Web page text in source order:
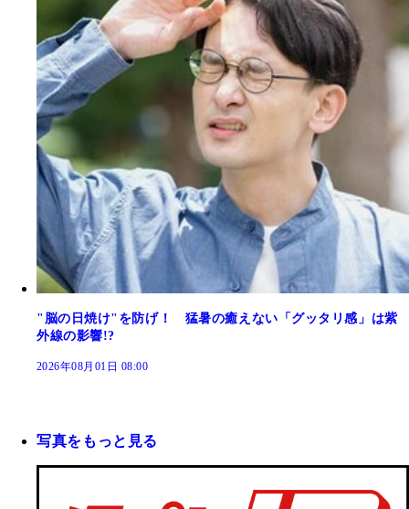
"脳の日焼け"を防げ！ 猛暑の癒えない「グッタリ感」は紫
外線の影響!?
2026年08月01日 08:00
写真をもっと見る